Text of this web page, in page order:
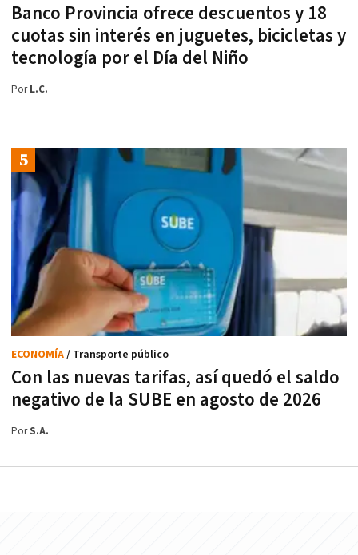
Banco Provincia ofrece descuentos y 18
cuotas sin interés en juguetes, bicicletas y
tecnología por el Día del Niño
PorL.C.
Con las nuevas tarifas, así quedó el saldo
negativo de la SUBE en agosto de 2026
ECONOMÍA/ Transporte público
PorS.A.